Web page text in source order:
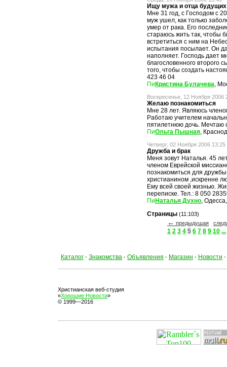
Ищу мужа и отца будущих
Мне 31 год, с Господом с
муж ушел, как только
умер от рака. Его
стараюсь жить так, чтобы
встретиться с ним на
испытания посылает. Он
наполняет. Господь дает
благословенного второго
того, чтобы создать
423 46 04
Кристина Булачева,
Воскресенье, 12 Ноября 2006
Желаю познакомиться
Мне 28 лет. Являюсь
Работаю учителем
пятилетнюю дочь. Мечтаю
Ольга Пышная,
Четверг, 02 Ноября 2006 13:25
Дружба и брак
Меня зовут Наталья. 45
членом Еврейской
познакомиться для
христианином ,искренне
Ему всей своей жизнью.
переписке. Тел.: 8 050
Наталья Духно,
Страницы (11:103)
← предыдущая
1 2 3 4 5 6 7 8 9 10 ...
Каталог · Знакомства · Объявления · Магазин · Новости ·
Христианская веб-студия
«Хорошие Новости»
© 1999—2016